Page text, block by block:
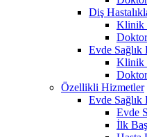
Diş
Klinik
Evde Sağlık
Klinik
Özellikli Hizmetler
Evde Sağlık
Evde
İlk